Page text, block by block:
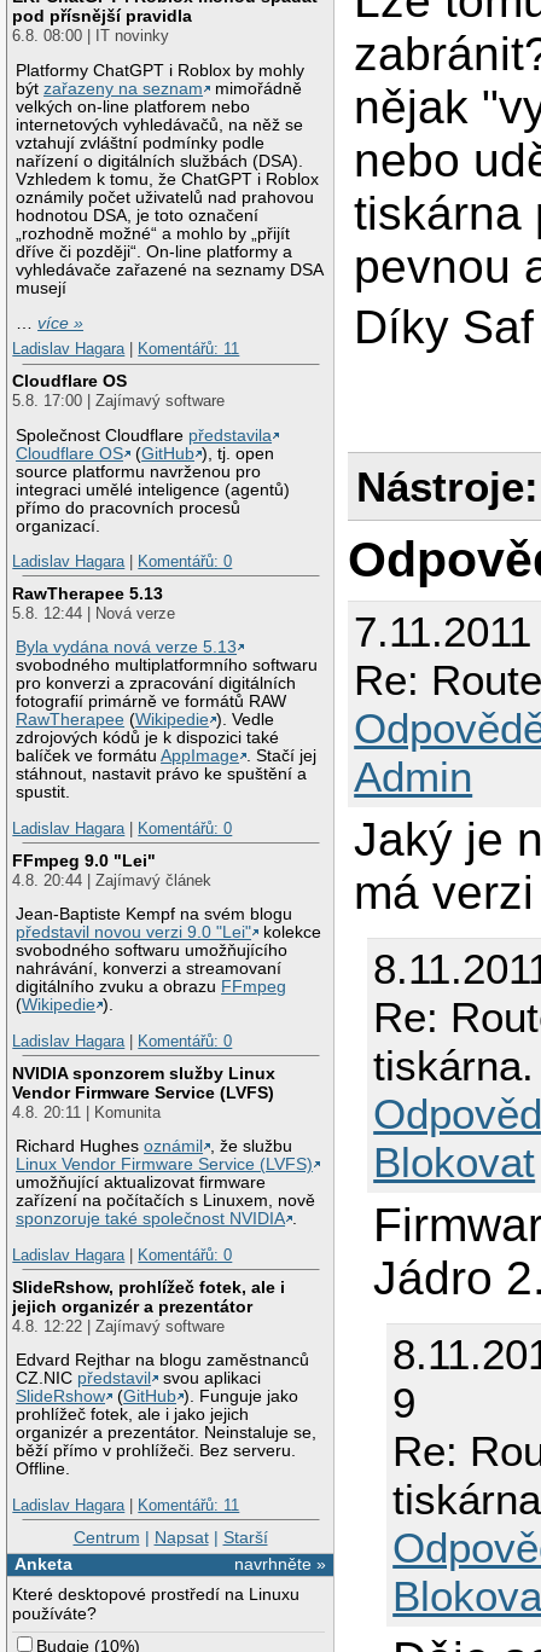
pod přísnější pravidla
6.8. 08:00 | IT novinky
Platformy ChatGPT i Roblox by mohly
býtzařazeny na seznam
mimořádně
velkých on-line platforem nebo
internetových vyhledávačů, na něž se
vztahují zvláštní podmínky podle
nařízení o digitálních službách (DSA).
Vzhledem k tomu, že ChatGPT i Roblox
oznámily počet uživatelů nad prahovou
hodnotou DSA, je toto označení
„rozhodně možné“ a mohlo by „přijít
dříve či později“. On-line platformy a
vyhledávače zařazené na seznamy DSA
musejí
…více »
Ladislav Hagara| Komentářů: 11
Cloudflare OS
5.8. 17:00 | Zajímavý software
Společnost Cloudflare představila
Cloudflare OS
(GitHub ), tj. open
source platformu navrženou pro
integraci umělé inteligence (agentů)
přímo do pracovních procesů
organizací.
Ladislav Hagara| Komentářů: 0
RawTherapee 5.13
5.8. 12:44 | Nová verze
Byla vydána nová verze 5.13
svobodného multiplatformního softwaru
pro konverzi a zpracování digitálních
fotografií primárně ve formátů RAW
RawTherapee (Wikipedie ). Vedle
zdrojových kódů je k dispozici také
balíček ve formátuAppImage . Stačí jej
stáhnout, nastavit právo ke spuštění a
spustit.
Ladislav Hagara| Komentářů: 0
FFmpeg 9.0 "Lei"
4.8. 20:44 | Zajímavý článek
Jean-Baptiste Kempf na svém blogu
představil novou verzi 9.0 "Lei"
kolekce
svobodného softwaru umožňujícího
nahrávání, konverzi a streamovaní
digitálního zvuku a obrazu FFmpeg
(Wikipedie ).
Ladislav Hagara| Komentářů: 0
NVIDIA sponzorem služby Linux
Vendor Firmware Service (LVFS)
4.8. 20:11 | Komunita
Richard Hughesoznámil
, že službu
Linux Vendor Firmware Service (LVFS)
umožňující aktualizovat firmware
zařízení na počítačích s Linuxem, nově
sponzoruje také společnost NVIDIA .
Ladislav Hagara| Komentářů: 0
SlideRshow, prohlížeč fotek, ale i
jejich organizér a prezentátor
4.8. 12:22 | Zajímavý software
Edvard Rejthar na blogu zaměstnanců
CZ.NIC představil
svou aplikaci
SlideRshow
(GitHub ). Funguje jako
prohlížeč fotek, ale i jako jejich
organizér a prezentátor. Neinstaluje se,
běží přímo v prohlížeči. Bez serveru.
Offline.
Ladislav Hagara| Komentářů: 11
Centrum | Napsat| Starší
navrhněte »
Anketa
Které desktopové prostředí na Linuxu
používáte?
Budgie (10%)
nějak
nebo
tiskárna
pevnou
Díky Saf
Nástroje:
Re:
Admin
Jaký je
má
Re:
tiskárna.
Blokovat
Jádro
9
Re: